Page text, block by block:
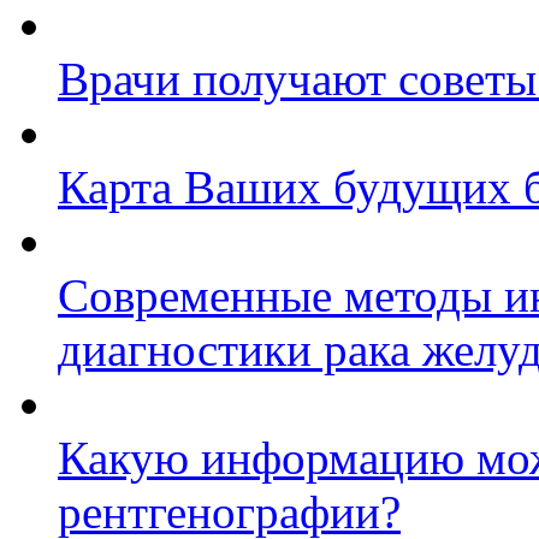
Врачи получают
Карта Ваших будущих
Современные методы
диагностики рака
Какую информацию
рентгенографии?